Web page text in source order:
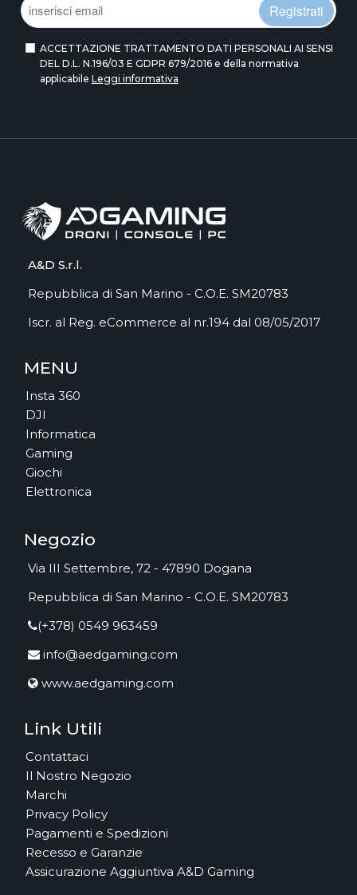
Registrati
ACCETTAZIONE TRATTAMENTO DATI PERSONALI AI SENSI
DEL D.L. N.196/03 E GDPR 679/2016 e della normativa
applicabile Leggi informativa
A&D S.r.l.
Repubblica di San Marino - C.O.E. SM20783
Iscr. al Reg. eCommerce al nr.194 dal 08/05/2017
MENU
Insta 360
DJI
Informatica
Gaming
Giochi
Elettronica
Negozio
Via III Settembre, 72 - 47890 Dogana
Repubblica di San Marino - C.O.E. SM20783
(+378) 0549 963459
info@aedgaming.com
www.aedgaming.com
Link Utili
Contattaci
Il Nostro Negozio
Marchi
Privacy Policy
Pagamenti e Spedizioni
Recesso e Garanzie
Assicurazione Aggiuntiva A&D Gaming